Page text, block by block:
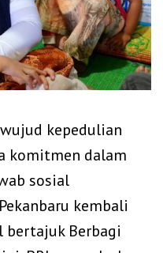
wujud kepedulian
komitmen dalam
sosial
kembali
bertajuk Berbagi